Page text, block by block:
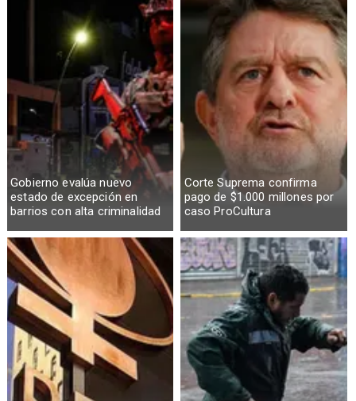
Gobierno evalúa nuevo
estado de excepción en
barrios con alta criminalidad
Corte Suprema confirma
pago de $1.000 millones por
caso ProCultura